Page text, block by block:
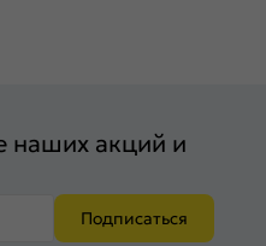
наших акций и
Подписаться